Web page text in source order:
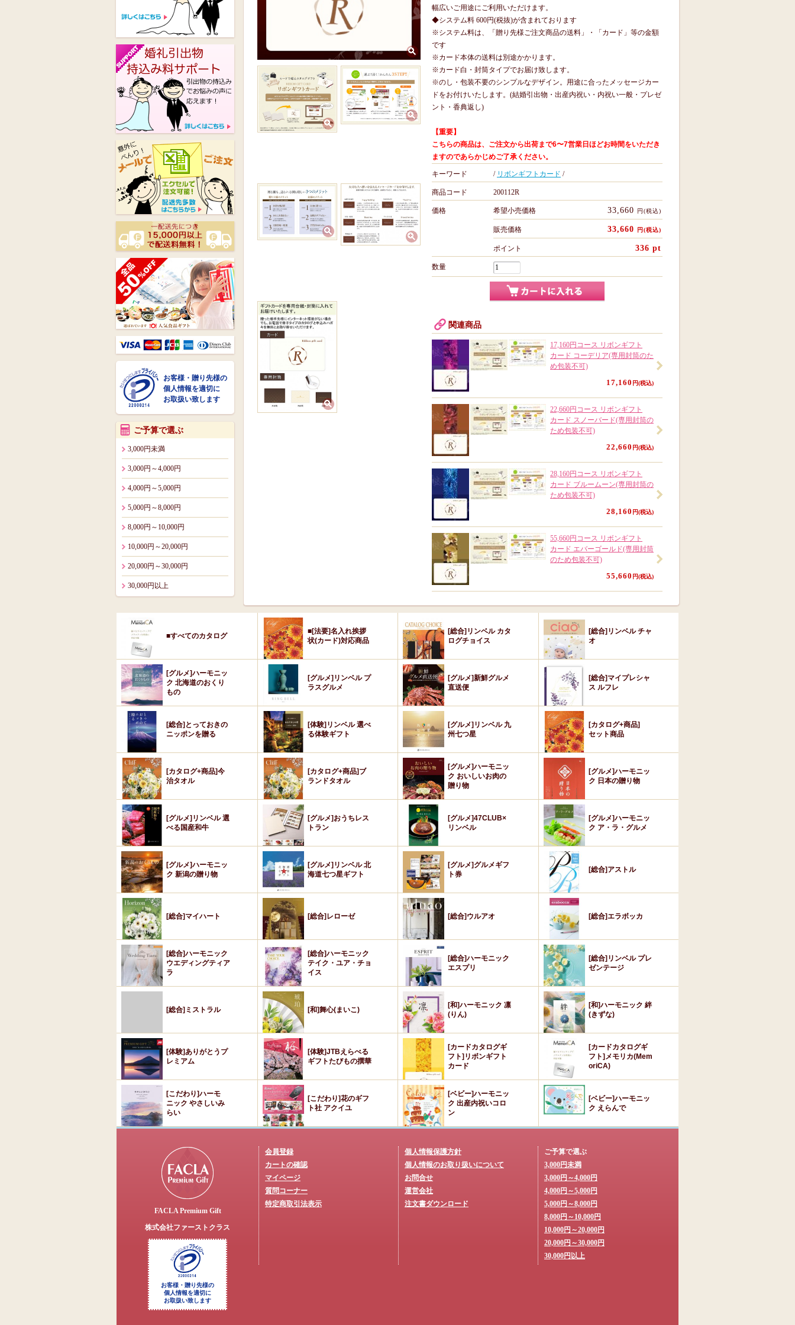
お客様・贈り先様の
個人情報を適切に
お取扱い致します
ご予算で選ぶ
3,000円未満
3,000円～4,000円
4,000円～5,000円
5,000円～8,000円
8,000円～10,000円
10,000円～20,000円
20,000円～30,000円
30,000円以上
幅広いご用途にご利用いただけます。
◆システム料 600円(税抜)が含まれております
※システム料は、「贈り先様ご注文商品の送料」・「カード」等の金額
です
※カード本体の送料は別途かかります。
※カード白・封筒タイプでお届け致します。
※のし・包装不要のシンプルなデザイン。用途に合ったメッセージカー
ドをお付けいたします。(結婚引出物・出産内祝い・内祝い一般・プレゼ
ント・香典返し)
【重要】
こちらの商品は、ご注文から出荷まで6〜7営業日ほどお時間をいただき
ますのであらかじめご了承ください。
キーワード / リボンギフトカード /
商品コード 200112R
価格 希望小売価格 33,660 円(税込)
販売価格 33,660 円(税込)
ポイント 336 pt
数量
関連商品
17,160円コース リボンギフト
カード コーデリア(専用封筒のた
め包装不可)
17,160 円(税込)
22,660円コース リボンギフト
カード スノーバード(専用封筒の
ため包装不可)
22,660 円(税込)
28,160円コース リボンギフト
カード ブルームーン(専用封筒の
ため包装不可)
28,160 円(税込)
55,660円コース リボンギフト
カード エバーゴールド(専用封筒
のため包装不可)
55,660 円(税込)
■すべてのカタログ
■[法要]名入れ挨拶
状(カード)対応商品
[総合]リンベル カタ
ログチョイス
[総合]リンベル チャ
オ
[グルメ]ハーモニッ
ク 北海道のおくり
もの
[グルメ]リンベル プ
ラスグルメ
[グルメ]新鮮グルメ
直送便
[総合]マイプレシャ
ス ルフレ
[総合]とっておきの
ニッポンを贈る
[体験]リンベル 選べ
る体験ギフト
[グルメ]リンベル 九
州七つ星
[カタログ+商品]
セット商品
[カタログ+商品]今
治タオル
[カタログ+商品]ブ
ランドタオル
[グルメ]ハーモニッ
ク おいしいお肉の
贈り物
[グルメ]ハーモニッ
ク 日本の贈り物
[グルメ]リンベル 選
べる国産和牛
[グルメ]おうちレス
トラン
[グルメ]47CLUB×
リンベル
[グルメ]ハーモニッ
ク ア・ラ・グルメ
[グルメ]ハーモニッ
ク 新潟の贈り物
[グルメ]リンベル 北
海道七つ星ギフト
[グルメ]グルメギフ
ト券
[総合]アストル
[総合]マイハート [総合]レローゼ [総合]ウルアオ [総合]エラボッカ
[総合]ハーモニック
ウエディングティア
ラ
[総合]ハーモニック
テイク・ユア・チョ
イス
[総合]ハーモニック
エスプリ
[総合]リンベル プレ
ゼンテージ
[総合]ミストラル [和]舞心(まいこ)
[和]ハーモニック 凛
(りん)
[和]ハーモニック 絆
(きずな)
[体験]ありがとうプ
レミアム
[体験]JTBえらべる
ギフトたびもの撰華
[カードカタログギ
フト]リボンギフト
カード
[カードカタログギ
フト]メモリカ(Mem
oriCA)
[こだわり]ハーモ
ニック やさしいみ
らい
[こだわり]花のギフ
ト社 アクイユ
[ベビー]ハーモニッ
ク 出産内祝いコロ
ン
[ベビー]ハーモニッ
ク えらんで
FACLA Premium Gift
株式会社ファーストクラス
お客様・贈り先様の
個人情報を適切に
お取扱い致します
会員登録
カートの確認
マイページ
質問コーナー
特定商取引法表示
個人情報保護方針
個人情報のお取り扱いについて
お問合せ
運営会社
注文書ダウンロード
ご予算で選ぶ
3,000円未満
3,000円～4,000円
4,000円～5,000円
5,000円～8,000円
8,000円～10,000円
10,000円～20,000円
20,000円～30,000円
30,000円以上